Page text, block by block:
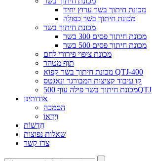
מכונת חיתוך בשר ערוץ יחיד
מכונת חיתוך בשר כפולה
מכונת חיתוך בשר
מכונת חיתוך פסים 300 בשר
מכונת חיתוך פסים 500 בשר
מכונת ציפוי פירורי לחם
תוף מטהר
מכונת חיתוך בשר קפוא QTJ-400
קו עיבוד קציצות המבורגר ונאגטס
מכונת חיתוך בשר פילה עוף 500QTJ
אודותינו
הסמכה
וִידֵאוֹ
חֲדָשׁוֹת
שאלות נפוצות
צרו קשר